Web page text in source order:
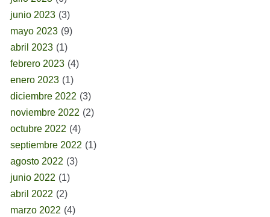
junio 2023 (3)
mayo 2023 (9)
abril 2023 (1)
febrero 2023 (4)
enero 2023 (1)
diciembre 2022 (3)
noviembre 2022 (2)
octubre 2022 (4)
septiembre 2022 (1)
agosto 2022 (3)
junio 2022 (1)
abril 2022 (2)
marzo 2022 (4)